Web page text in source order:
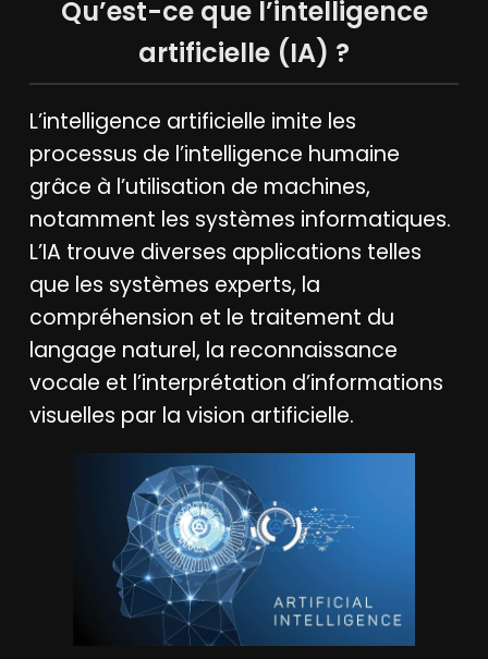
Qu’est-ce que l’intelligence
artificielle (IA) ?
L’intelligence artificielle imite les
processus de l’intelligence humaine
grâce à l’utilisation de machines,
notamment les systèmes informatiques.
L’IA trouve diverses applications telles
que les systèmes experts, la
compréhension et le traitement du
langage naturel, la reconnaissance
vocale et l’interprétation d’informations
visuelles par la vision artificielle.